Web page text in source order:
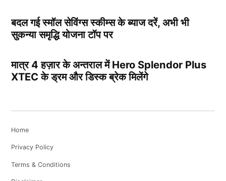
बदल गई स्मॉल सेविंग्स स्कीम्स के ब्याज दरें, अभी भी
सुकन्या समृद्धि योजना टॉप पर
मात्र 4 हज़ार के अन्तराल में Hero Splendor Plus
XTEC के ड्रम और डिस्क ब्रेक मिलेंगे
Home
Privacy Policy
Terms & Conditions